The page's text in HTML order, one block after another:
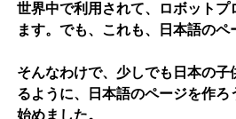
世界中で利用されて、ロボットプ
ます。でも、これも、日本語のペ
そんなわけで、少しでも日本の子
るように、日本語のページを作ろ
始めました。